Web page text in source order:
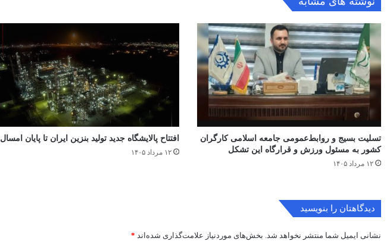
تسلیت بسیج و روابط‌عمومی جامعه اسلامی کارگران
کشور به مسئول ورزش و قرارگاه این تشکل
۱۲ مرداد ۱۴۰۵
افتتاح ‌پالایشگاه جدید تولید بنزین ایران تا پایان امسال
۱۲ مرداد ۱۴۰۵
دیدگاهتان را بنویسید
نشانی ایمیل شما منتشر نخواهد شد. بخش‌های موردنیاز علامت‌گذاری شده‌اند *